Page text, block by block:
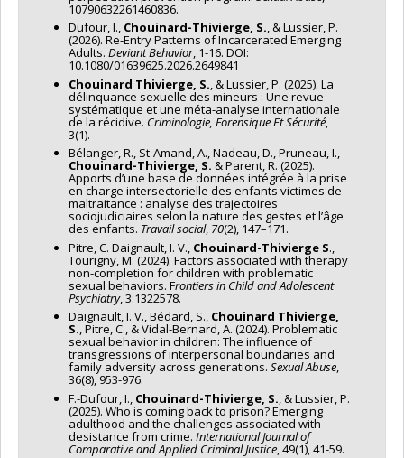
10790632261460836.
Dufour, I., Chouinard-Thivierge, S., & Lussier, P.
(2026). Re-Entry Patterns of Incarcerated Emerging
Adults. Deviant Behavior, 1-16. DOI:
10.1080/01639625.2026.2649841
Chouinard Thivierge, S., & Lussier, P. (2025). La
délinquance sexuelle des mineurs : Une revue
systématique et une méta-analyse internationale
de la récidive. Criminologie, Forensique Et Sécurité,
3(1).
Bélanger, R., St-Amand, A., Nadeau, D., Pruneau, I.,
Chouinard-Thivierge, S. & Parent, R. (2025).
Apports d’une base de données intégrée à la prise
en charge intersectorielle des enfants victimes de
maltraitance : analyse des trajectoires
sociojudiciaires selon la nature des gestes et l’âge
des enfants. Travail social, 70(2), 147–171.
Pitre, C. Daignault, I. V., Chouinard-Thivierge S.,
Tourigny, M. (2024). Factors associated with therapy
non-completion for children with problematic
sexual behaviors. Frontiers in Child and Adolescent
Psychiatry, 3:1322578.
Daignault, I. V., Bédard, S., Chouinard Thivierge,
S., Pitre, C., & Vidal-Bernard, A. (2024). Problematic
sexual behavior in children: The influence of
transgressions of interpersonal boundaries and
family adversity across generations. Sexual Abuse,
36(8), 953-976.
F.-Dufour, I., Chouinard-Thivierge, S., & Lussier, P.
(2025). Who is coming back to prison? Emerging
adulthood and the challenges associated with
desistance from crime. International Journal of
Comparative and Applied Criminal Justice, 49(1), 41-59.